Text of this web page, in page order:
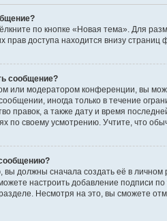
по кнопке «Новая тема». Для
прав доступа находится внизу
сообщение?
или модератором конференции, вы
иногда только в течение
правок, а также дату и время
по своему усмотрению. Учтите, что
должны сначала создать её в
настроить добавление подписи
Несмотря на это, вы сможете